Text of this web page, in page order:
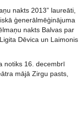
nakts 2013” laureāti,
ģenerālmēģinājuma
nakts Balvas par
Dēvica un Laimonis
notiks 16. decembrī
mājā Zirgu pasts,